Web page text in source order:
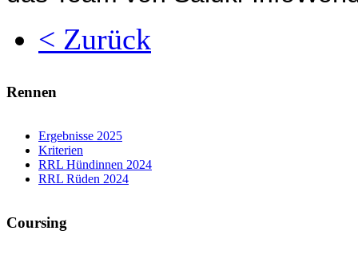
< Zurück
Rennen
Ergebnisse 2025
Kriterien
RRL Hündinnen 2024
RRL Rüden 2024
Coursing